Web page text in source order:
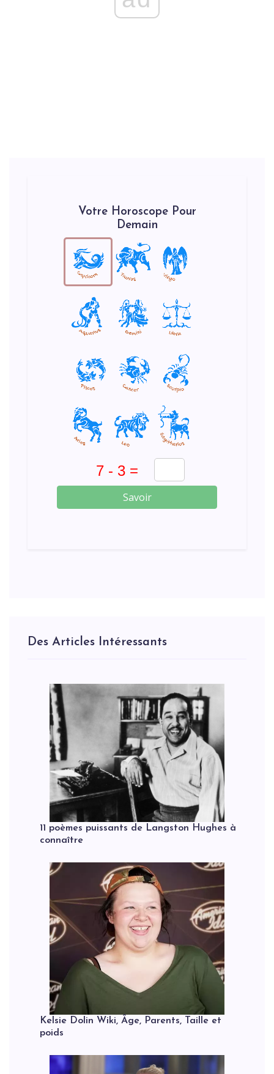
Votre Horoscope Pour
Demain
Savoir
Des Articles Intéressants
11 poèmes puissants de Langston Hughes à
connaître
Kelsie Dolin Wiki, Âge, Parents, Taille et
poids